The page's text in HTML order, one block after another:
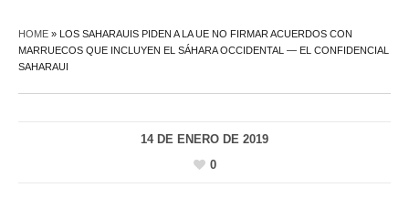
HOME » LOS SAHARAUIS PIDEN A LA UE NO FIRMAR ACUERDOS CON
MARRUECOS QUE INCLUYEN EL SÁHARA OCCIDENTAL — EL CONFIDENCIAL
SAHARAUI
14 DE ENERO DE 2019
0